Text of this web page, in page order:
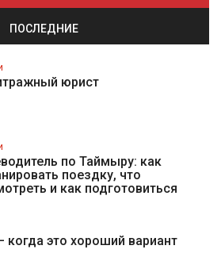
ПОСЛЕДНИЕ
юрист
по Таймыру: как
поездку, что
и как подготовиться
когда это хороший вариант